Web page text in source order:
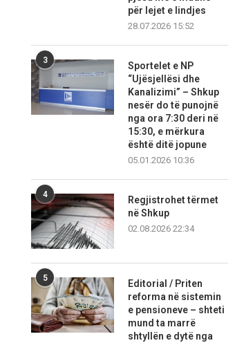
për lejet e lindjes
28.07.2026 15:52
3
Sportelet e NP
“Ujësjellësi dhe
Kanalizimi” – Shkup
nesër do të punojnë
nga ora 7:30 deri në
15:30, e mërkura
është ditë jopune
05.01.2026 10:36
4
Regjistrohet tërmet
në Shkup
02.08.2026 22:34
5
Editorial / Priten
reforma në sistemin
e pensioneve – shteti
mund ta marrë
shtyllën e dytë nga